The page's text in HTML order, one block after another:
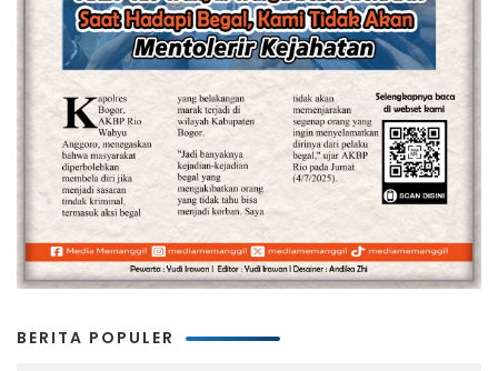
BERITA POPULER